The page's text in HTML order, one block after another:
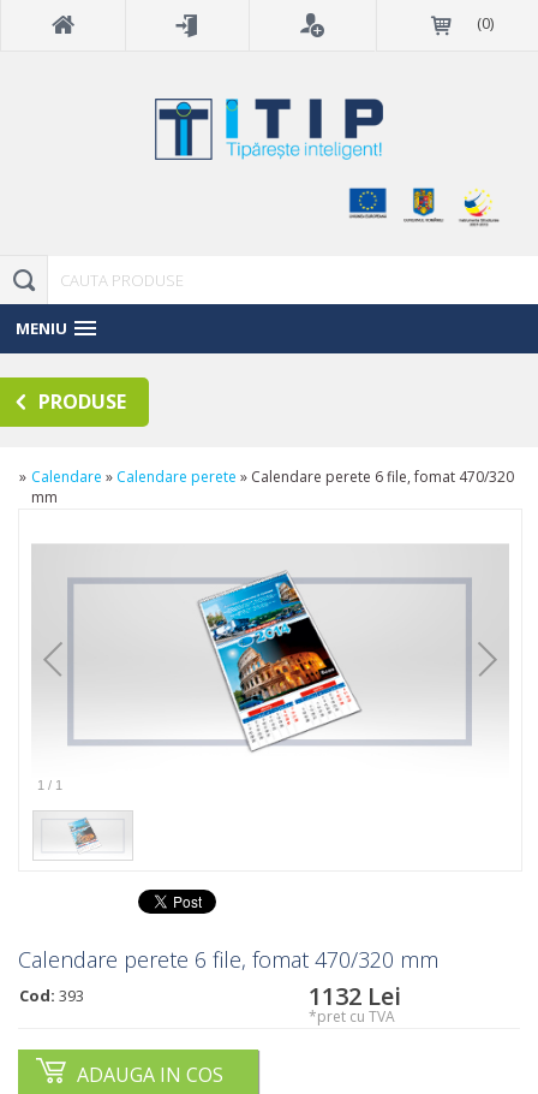
(0)
MENIU
PRODUSE
» Calendare » Calendare perete » Calendare perete 6 file, fomat 470/320
mm
1 / 1
Calendare perete 6 file, fomat 470/320 mm
Cod: 393 1132 Lei
*pret cu TVA